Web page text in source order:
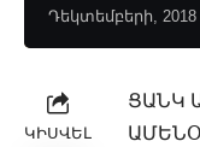
Դեկտեմբերի, 2018
ԿԻՍՎԵԼ
ՑԱՆԿ